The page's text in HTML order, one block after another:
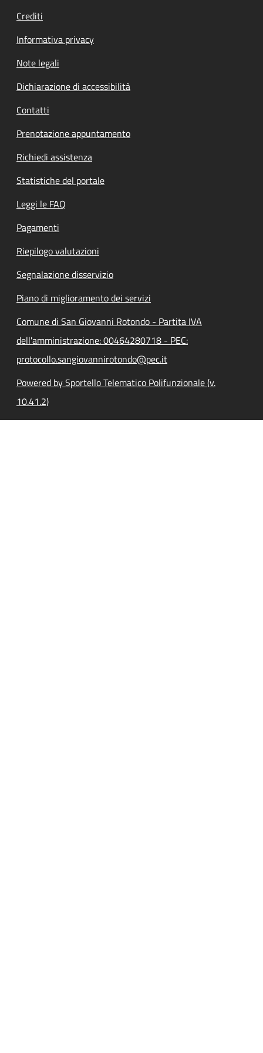
Crediti
Informativa privacy
Note legali
Dichiarazione di accessibilità
Contatti
Prenotazione appuntamento
Richiedi assistenza
Statistiche del portale
Leggi le FAQ
Pagamenti
Riepilogo valutazioni
Segnalazione disservizio
Piano di miglioramento dei servizi
Comune di San Giovanni Rotondo - Partita IVA
dell'amministrazione: 00464280718 - PEC:
protocollo.sangiovannirotondo@pec.it
Powered by Sportello Telematico Polifunzionale (v.
10.41.2)